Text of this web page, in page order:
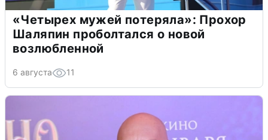
«Четырех мужей потеряла»: Прохор
Шаляпин проболтался о новой
возлюбленной
6 августа 11